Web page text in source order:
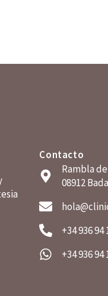
Contacto
Rambla
08912
+34 936 94
+34 936 94